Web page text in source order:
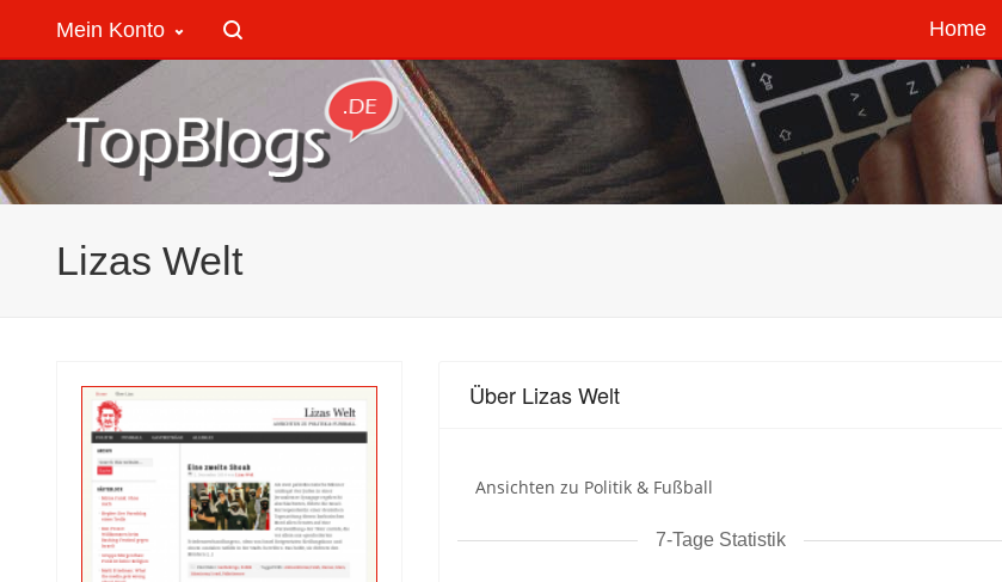
Home
Mein Konto
Lizas Welt
Über Lizas Welt
Ansichten zu Politik & Fußball
7-Tage Statistik